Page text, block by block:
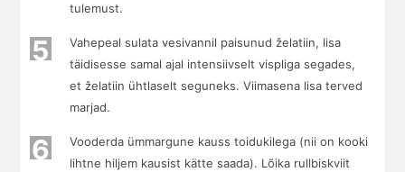
tulemust.
5
Vahepeal sulata vesivannil paisunud želatiin, lisa
täidisesse samal ajal intensiivselt vispliga segades,
et želatiin ühtlaselt seguneks. Viimasena lisa terved
marjad.
6
Vooderda ümmargune kauss toidukilega (nii on kooki
lihtne hiljem kausist kätte saada). Lõika rullbiskviit